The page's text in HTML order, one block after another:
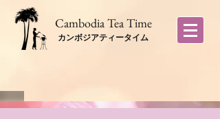
​Cambodia Tea Time
カンボジアティータイム